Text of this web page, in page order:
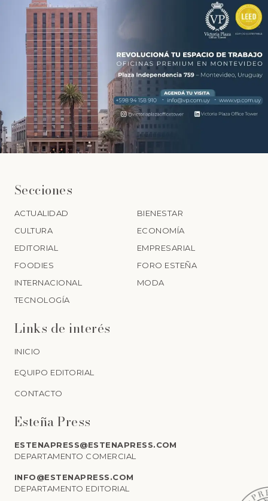
Secciones
ACTUALIDAD
BIENESTAR
CULTURA
ECONOMÍA
EDITORIAL
EMPRESARIAL
FOODIES
FORO ESTEÑA
INTERNACIONAL
MODA
TECNOLOGÍA
Links de interés
INICIO
EQUIPO EDITORIAL
CONTACTO
Esteña Press
ESTENAPRESS@ESTENAPRESS.COM
DEPARTAMENTO COMERCIAL
INFO@ESTENAPRESS.COM
DEPARTAMENTO EDITORIAL